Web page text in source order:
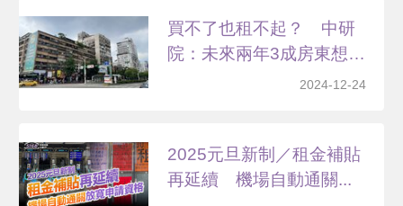
買不了也租不起？ 中研
院：未來兩年3成房東想
2024-12-24
2025元旦新制／租金補貼
再延續 機場自動通關...